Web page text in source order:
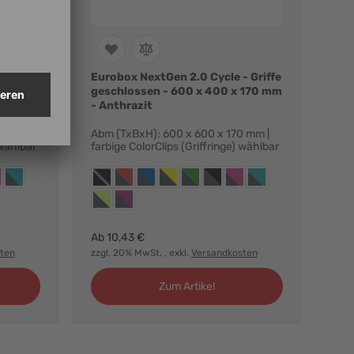
Griffe
-
|
gelb grün
griffringe schwarz
griffringe magenta
anthrazit, griffringe türkis
Eurobox NextGen 2.0 Cycle - Griffe
geschlossen - 600 x 400 x 170 mm
- Anthrazit
Abm (TxBxH): 600 x 600 x 170 mm |
farbige ColorClips (Griffringe) wählbar
Farbvarianten:
anthrazit, ohne griffringe
anthrazit, griffringe rot
anthrazit, griffringe blau
anthrazit, griffringe gelb
anthrazit, griffringe grün
anthrazit, griffringe schwarz
anthrazit, griffringe
anthrazit, griffringe
anthrazit, griffringe hellgrün
anthrazit, griffringe purpur
Ab 10,43 €
zzgl. 20% MwSt. , exkl. Versandkosten
Zum Artikel